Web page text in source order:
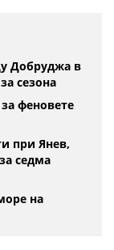
Добруджа в
сезона
феновете
при Янев,
седма
на